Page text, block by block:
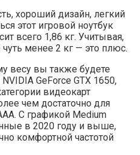
хороший дизайн, легкий
этот игровой ноутбук
всего 1,86 кг. Учитывая,
чуть менее 2 кг — это плюс.
весу вы также будете
GeForce GTX 1650,
видеокарт
чем достаточно для
С графикой Medium
в 2020 году и выше,
комфортной частотой